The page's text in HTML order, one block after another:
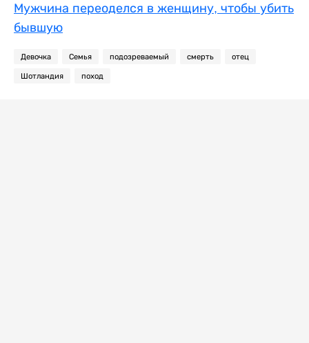
Мужчина переоделся в женщину, чтобы убить
бывшую
Девочка Семья подозреваемый смерть отец
Шотландия поход